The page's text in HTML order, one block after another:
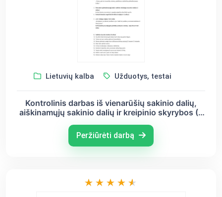
Lietuvių kalba Užduotys, testai
Kontrolinis darbas iš vienarūšių sakinio dalių,
aiškinamųjų sakinio dalių ir kreipinio skyrybos (8
Peržiūrėti darbą